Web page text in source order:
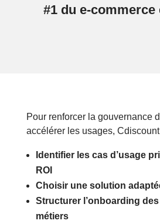
#1 du e-commerce
Pour renforcer la gouvernance
accélérer les usages,
Identifier les cas d’usage
ROI
Choisir une solution
Structurer l’onboarding
métiers